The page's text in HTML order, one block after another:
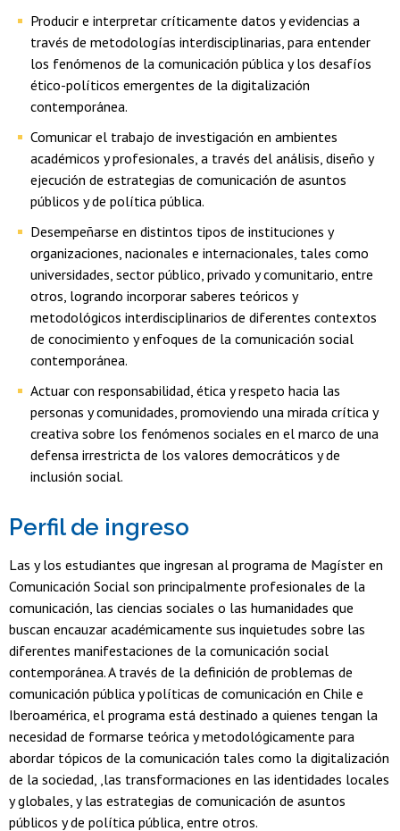
Producir e interpretar críticamente datos y evidencias a
través de metodologías interdisciplinarias, para entender
los fenómenos de la comunicación pública y los desafíos
ético-políticos emergentes de la digitalización
contemporánea.
Comunicar el trabajo de investigación en ambientes
académicos y profesionales, a través del análisis, diseño y
ejecución de estrategias de comunicación de asuntos
públicos y de política pública.
Desempeñarse en distintos tipos de instituciones y
organizaciones, nacionales e internacionales, tales como
universidades, sector público, privado y comunitario, entre
otros, logrando incorporar saberes teóricos y
metodológicos interdisciplinarios de diferentes contextos
de conocimiento y enfoques de la comunicación social
contemporánea.
Actuar con responsabilidad, ética y respeto hacia las
personas y comunidades, promoviendo una mirada crítica y
creativa sobre los fenómenos sociales en el marco de una
defensa irrestricta de los valores democráticos y de
inclusión social.
Perfil de ingreso
Las y los estudiantes que ingresan al programa de Magíster en
Comunicación Social son principalmente profesionales de la
comunicación, las ciencias sociales o las humanidades que
buscan encauzar académicamente sus inquietudes sobre las
diferentes manifestaciones de la comunicación social
contemporánea. A través de la definición de problemas de
comunicación pública y políticas de comunicación en Chile e
Iberoamérica, el programa está destinado a quienes tengan la
necesidad de formarse teórica y metodológicamente para
abordar tópicos de la comunicación tales como la digitalización
de la sociedad, ,las transformaciones en las identidades locales
y globales, y las estrategias de comunicación de asuntos
públicos y de política pública, entre otros.